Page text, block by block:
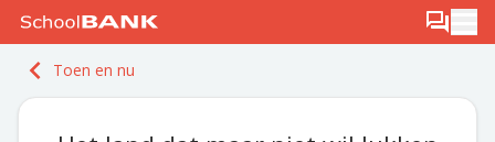
Ga naar de inhoud Berichten
Meld je gratis aan
Toen en nu